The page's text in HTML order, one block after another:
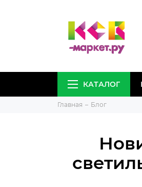
КАТАЛОГ
Главная Блог